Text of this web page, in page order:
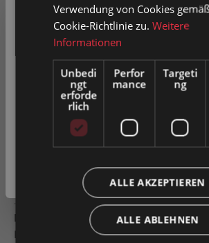
In den Warenkorb
Artikel-Nr.0052083
Zum Merkzettel hinzufügen
Produkt vergleichen
Fragen
Leichtrollenbahn Bahnlänge 1000mm
Kunststoff ø 50 x 2,8 mm, kugelgelagert
Privatkunden können Preise mit MwSt.
Geschäftskunden Preise ohne MwSt.
werden.
Bitte wählen Sie Ihre bevorzugte
Privatkunde
Geschäftskunde( exkl.
Verwendung von Cookies
Cookie-Richtlinie zu.Weitere
Informationen
Unbedi
ngt
erforde
rlich
Perfor
mance
Targeti
ng
ALLE AKZEPTIEREN
ALLE ABLEHNEN